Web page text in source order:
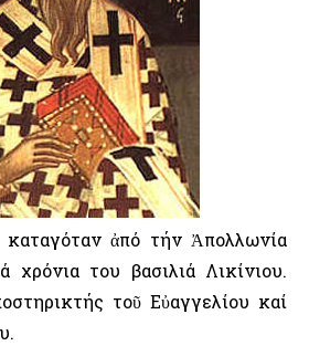
ἀπό τήν Ἀπολλωνία
χρόνια του βασιλιά Λικίνιου.
τοῦ Εὐαγγελίου καί